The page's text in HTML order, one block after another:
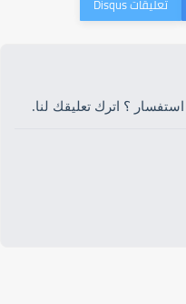
؟ اترك تعليقك لنا.